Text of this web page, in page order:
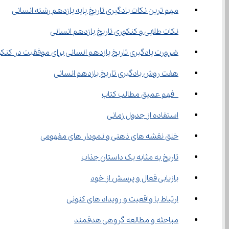
مهم ترین نکات یادگیری تاریخ پایه یازدهم رشته انسانی
نکات طلایی و کنکوری تاریخ یازدهم انسانی
ضرورت یادگیری تاریخ یازدهم انسانی برای موفقیت در
هفت روش یادگیری تاریخ یازدهم انسانی
فهم عمیق مطالب کتاب
استفاده از جدول زمانی
خلق نقشه ‌های ذهنی و نمودار های مفهومی
تاریخ به مثابه یک داستان جذاب
بازیابی فعال و پرسش از خود
ارتباط با واقعیت و رویداد های کنونی
مباحثه و مطالعه گروهی هدفمند